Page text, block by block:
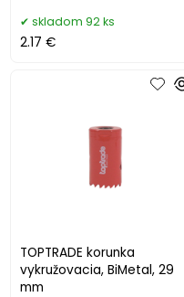
skladom 92 ks
2.17 €
TOPTRADE korunka
vykružovacia, BiMetal, 29
mm